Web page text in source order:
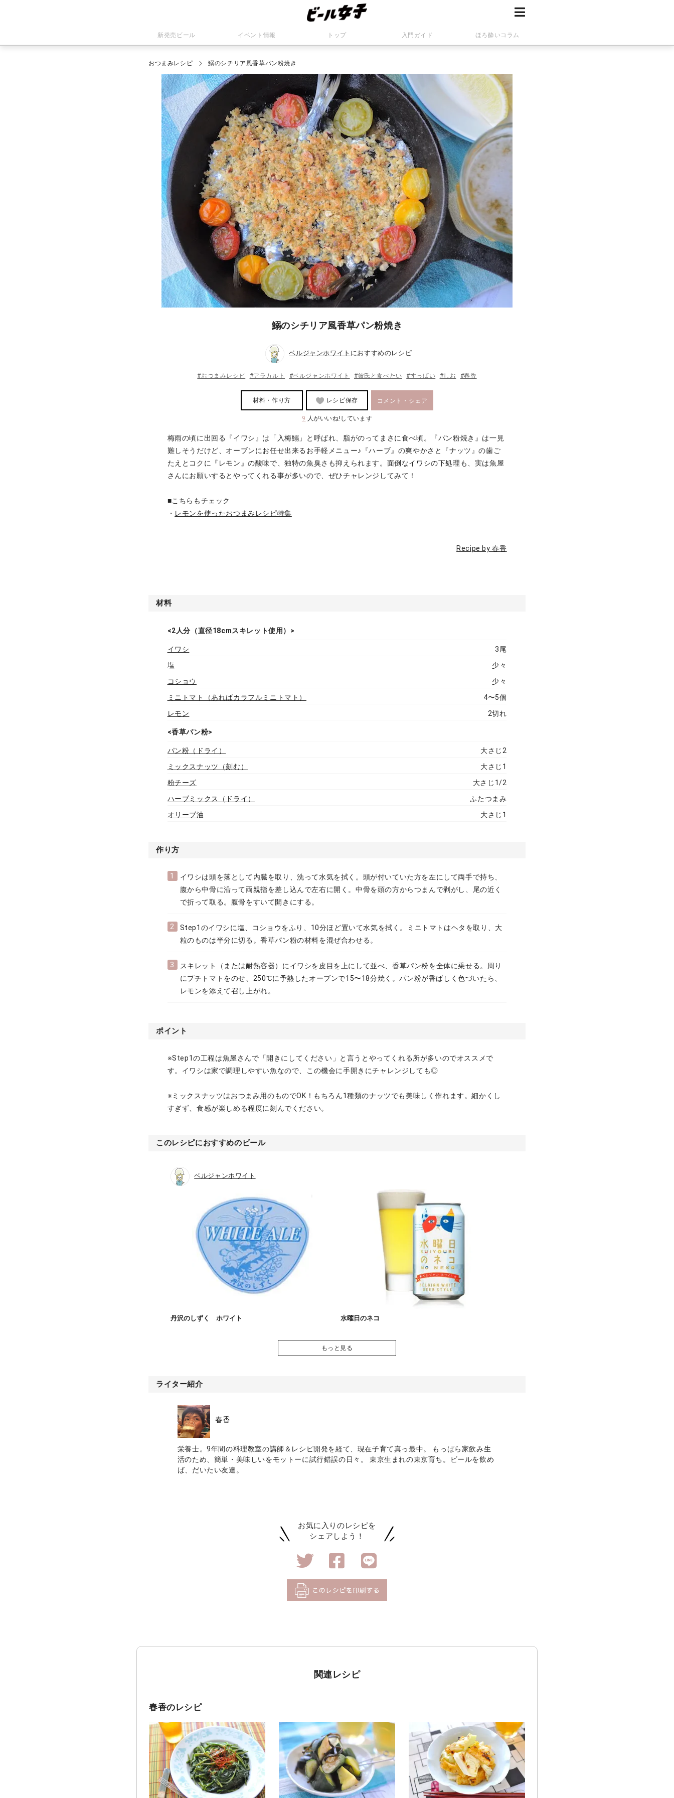
新発売ビール イベント情報 トップ 入門ガイド ほろ酔いコラム
おつまみレシピ 鰯のシチリア風香草パン粉焼き
鰯のシチリア風香草パン粉焼き
ベルジャンホワイト におすすめのレシピ
#おつまみレシピ #アラカルト #ベルジャンホワイト #彼氏と食べたい #すっぱい #しお #春香
材料・作り方 レシピ保存 コメント・シェア
9 人がいいね!しています
梅雨の頃に出回る『イワシ』は「入梅鰯」と呼ばれ、脂がのってまさに食べ頃。『パン粉焼き』は一見
難しそうだけど、オーブンにお任せ出来るお手軽メニュー♪『ハーブ』の爽やかさと『ナッツ』の歯ご
たえとコクに『レモン』の酸味で、独特の魚臭さも抑えられます。面倒なイワシの下処理も、実は魚屋
さんにお願いするとやってくれる事が多いので、ぜひチャレンジしてみて！
■こちらもチェック
・ レモンを使ったおつまみレシピ特集
Recipe by 春香
材料
<2人分（直径18cmスキレット使用）>
イワシ
3尾
塩
少々
コショウ
少々
ミニトマト（あればカラフルミニトマト）
4〜5個
レモン
2切れ
<香草パン粉>
パン粉（ドライ）
大さじ2
ミックスナッツ（刻む）
大さじ1
粉チーズ
大さじ1/2
ハーブミックス（ドライ）
ふたつまみ
オリーブ油
大さじ1
作り方
1
イワシは頭を落として内臓を取り、洗って水気を拭く。頭が付いていた方を左にして両手で持ち、
腹から中骨に沿って両親指を差し込んで左右に開く。中骨を頭の方からつまんで剥がし、尾の近く
で折って取る。腹骨をすいて開きにする。
2
Step1のイワシに塩、コショウをふり、10分ほど置いて水気を拭く。ミニトマトはヘタを取り、大
粒のものは半分に切る。香草パン粉の材料を混ぜ合わせる。
3
スキレット（または耐熱容器）にイワシを皮目を上にして並べ、香草パン粉を全体に乗せる。周り
にプチトマトをのせ、250℃に予熱したオーブンで15〜18分焼く。パン粉が香ばしく色づいたら、
レモンを添えて召し上がれ。
ポイント
※Step1の工程は魚屋さんで「開きにしてください」と言うとやってくれる所が多いのでオススメで
す。イワシは家で調理しやすい魚なので、この機会に手開きにチャレンジしても◎
※ミックスナッツはおつまみ用のものでOK！もちろん1種類のナッツでも美味しく作れます。細かくし
すぎず、食感が楽しめる程度に刻んでください。
このレシピにおすすめのビール
ベルジャンホワイト
丹沢のしずく ホワイト 水曜日のネコ
もっと見る
ライター紹介
春香
栄養士。9年間の料理教室の講師＆レシピ開発を経て、現在子育て真っ最中。 もっぱら家飲み生
活のため、簡単・美味しいをモットーに試行錯誤の日々。 東京生まれの東京育ち。ビールを飲め
ば、だいたい友達。
お気に入りのレシピを
シェアしよう！
関連レシピ
春香のレシピ